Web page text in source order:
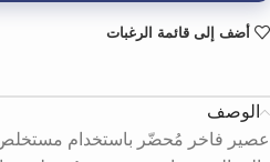
أضف إلى قائمة الرغبات
الوصف
عصير فاخر مُحضّر باستخدام